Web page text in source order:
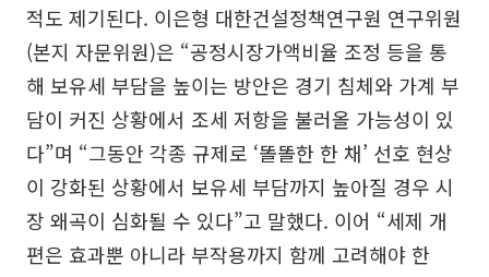
적도 제기된다. 이은형 대한건설정책연구원 연구위원
(본지 자문위원)은 “공정시장가액비율 조정 등을 통
해 보유세 부담을 높이는 방안은 경기 침체와 가계 부
담이 커진 상황에서 조세 저항을 불러올 가능성이 있
다”며 “그동안 각종 규제로 ‘똘똘한 한 채’ 선호 현상
이 강화된 상황에서 보유세 부담까지 높아질 경우 시
장 왜곡이 심화될 수 있다”고 말했다. 이어 “세제 개
편은 효과뿐 아니라 부작용까지 함께 고려해야 한